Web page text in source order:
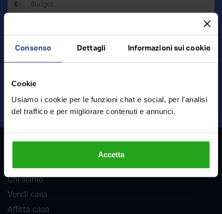
Consenso Dettagli Informazioni sui cookie
Cookie
Usiamo i cookie per le funzioni chat e social, per l'analisi
del traffico e per migliorare contenuti e annunci.
Accetta
€
INVIA RICHIESTA
RockAgent
Chi siamo
Vendi casa
Affitta casa